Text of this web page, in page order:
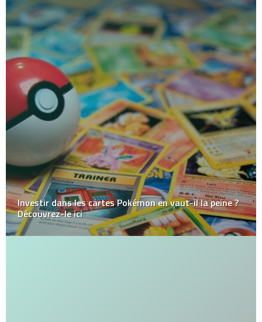
Investir dans les cartes Pokémon en vaut-il la peine ?
Découvrez-le ici